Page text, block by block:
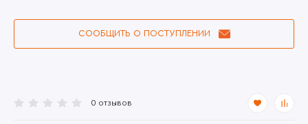
0 отзывов
СООБЩИТЬ О ПОСТУПЛЕНИИ